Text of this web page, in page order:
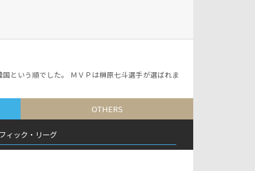
という順でした。 ＭＶＰは榊原七斗選手が選ばれま
OTHERS
ィック・リーグ